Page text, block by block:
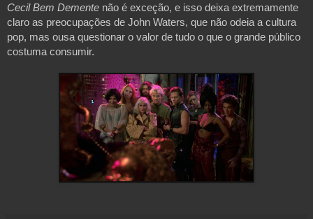
Cecil Bem Demente não é exceção, e isso deixa extremamente
claro as preocupações de John Waters, que não odeia a cultura
pop, mas ousa questionar o valor de tudo o que o grande público
costuma consumir.